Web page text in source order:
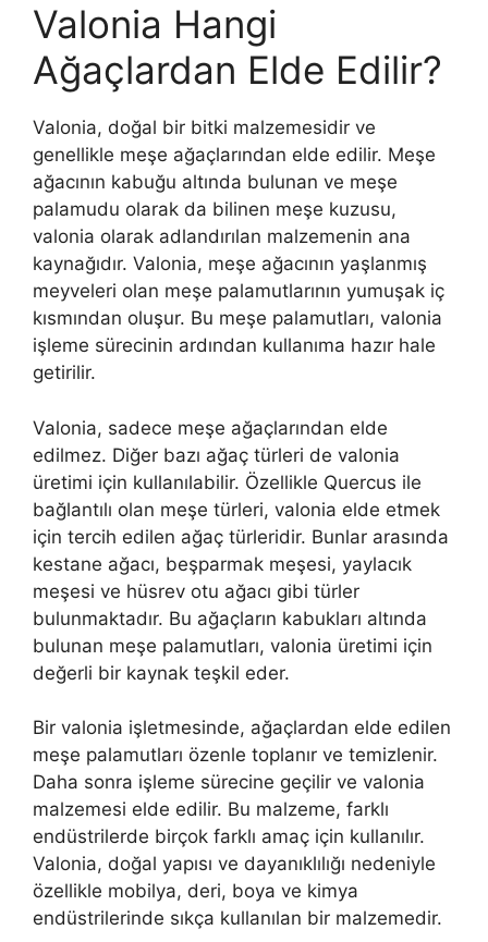
Valonia Hangi
Ağaçlardan Elde Edilir?
Valonia, doğal bir bitki malzemesidir ve
genellikle meşe ağaçlarından elde edilir. Meşe
ağacının kabuğu altında bulunan ve meşe
palamudu olarak da bilinen meşe kuzusu,
valonia olarak adlandırılan malzemenin ana
kaynağıdır. Valonia, meşe ağacının yaşlanmış
meyveleri olan meşe palamutlarının yumuşak iç
kısmından oluşur. Bu meşe palamutları, valonia
işleme sürecinin ardından kullanıma hazır hale
getirilir.
Valonia, sadece meşe ağaçlarından elde
edilmez. Diğer bazı ağaç türleri de valonia
üretimi için kullanılabilir. Özellikle Quercus ile
bağlantılı olan meşe türleri, valonia elde etmek
için tercih edilen ağaç türleridir. Bunlar arasında
kestane ağacı, beşparmak meşesi, yaylacık
meşesi ve hüsrev otu ağacı gibi türler
bulunmaktadır. Bu ağaçların kabukları altında
bulunan meşe palamutları, valonia üretimi için
değerli bir kaynak teşkil eder.
Bir valonia işletmesinde, ağaçlardan elde edilen
meşe palamutları özenle toplanır ve temizlenir.
Daha sonra işleme sürecine geçilir ve valonia
malzemesi elde edilir. Bu malzeme, farklı
endüstrilerde birçok farklı amaç için kullanılır.
Valonia, doğal yapısı ve dayanıklılığı nedeniyle
özellikle mobilya, deri, boya ve kimya
endüstrilerinde sıkça kullanılan bir malzemedir.